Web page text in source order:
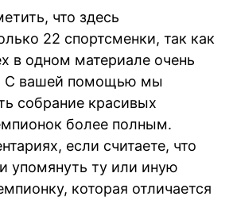
что здесь
22 спортсменки, так как
в одном материале очень
С вашей помощью мы
собрание красивых
более полным.
если считаете, что
упомянуть ту или иную
которая отличается